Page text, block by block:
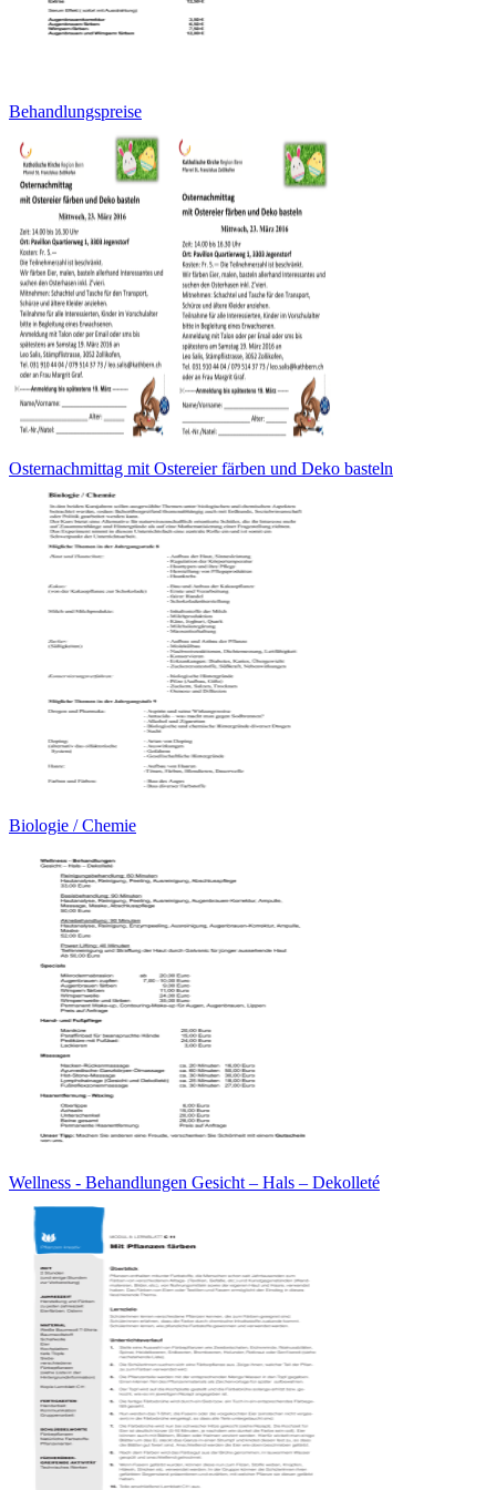
Behandlungspreise
Osternachmittag mit Ostereier färben und Deko basteln
Biologie / Chemie
Wellness - Behandlungen Gesicht – Hals – Dekolleté